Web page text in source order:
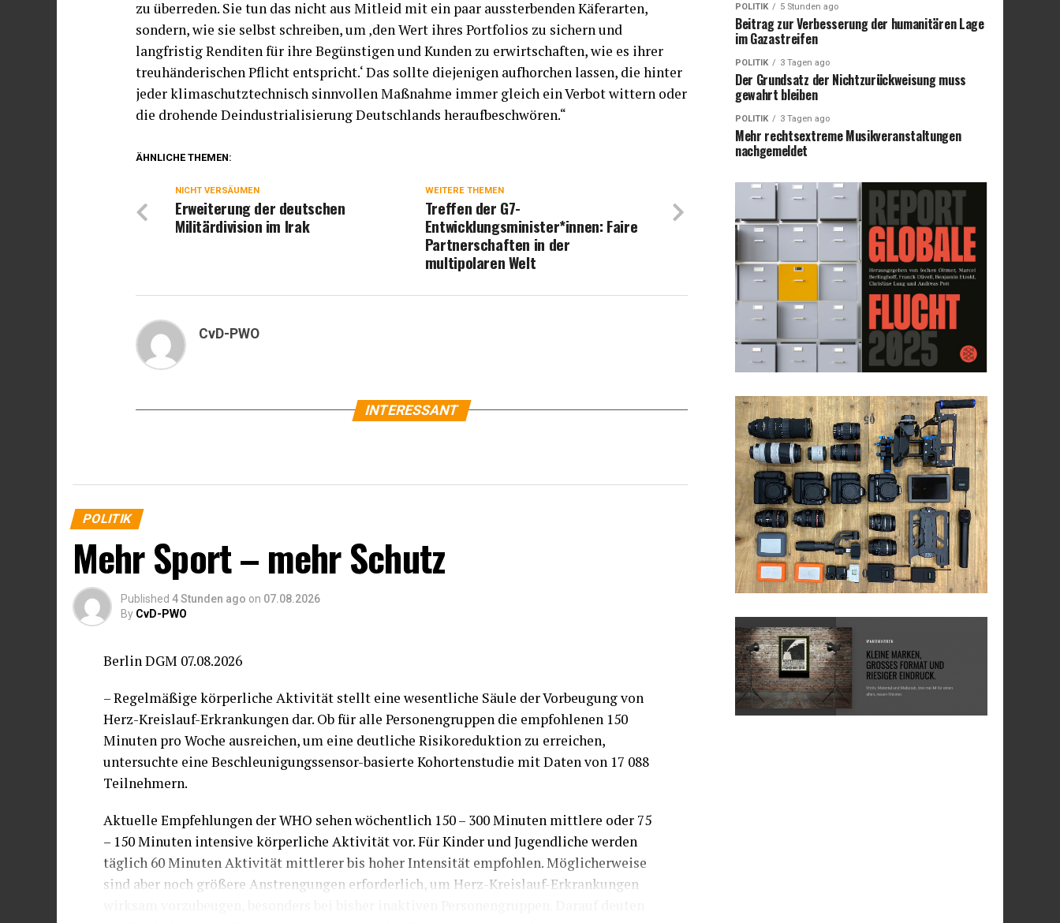
zu überreden. Sie tun das nicht aus Mitleid mit ein paar aussterbenden Käferarten,
sondern, wie sie selbst schreiben, um ‚den Wert ihres Portfolios zu sichern und
langfristig Renditen für ihre Begünstigen und Kunden zu erwirtschaften, wie es ihrer
treuhänderischen Pflicht entspricht.‘ Das sollte diejenigen aufhorchen lassen, die hinter
jeder klimaschutztechnisch sinnvollen Maßnahme immer gleich ein Verbot wittern oder
die drohende Deindustrialisierung Deutschlands heraufbeschwören.“
ÄHNLICHE THEMEN:
WEITERE THEMEN
Treffen der G7-
Entwicklungsminister*innen: Faire
Partnerschaften in der
multipolaren Welt
NICHT VERSÄUMEN
Erweiterung der deutschen
Militärdivision im Irak
CvD-PWO
INTERESSANT
POLITIK
Mehr Sport – mehr Schutz
Published 4 Stunden ago on 07.08.2026
By CvD-PWO
Berlin DGM 07.08.2026
– Regelmäßige körperliche Aktivität stellt eine wesentliche Säule der Vorbeugung von
Herz-Kreislauf-Erkrankungen dar. Ob für alle Personengruppen die empfohlenen 150
Minuten pro Woche ausreichen, um eine deutliche Risikoreduktion zu erreichen,
untersuchte eine Beschleunigungssensor-basierte Kohortenstudie mit Daten von 17 088
Teilnehmern.
Aktuelle Empfehlungen der WHO sehen wöchentlich 150 – 300 Minuten mittlere oder 75
– 150 Minuten intensive körperliche Aktivität vor. Für Kinder und Jugendliche werden
täglich 60 Minuten Aktivität mittlerer bis hoher Intensität empfohlen. Möglicherweise
sind aber noch größere Anstrengungen erforderlich, um Herz-Kreislauf-Erkrankungen
POLITIK 5 Stunden ago
Beitrag zur Verbesserung der humanitären Lage
im Gazastreifen
POLITIK 3 Tagen ago
Der Grundsatz der Nichtzurückweisung muss
gewahrt bleiben
POLITIK 3 Tagen ago
Mehr rechtsextreme Musikveranstaltungen
nachgemeldet